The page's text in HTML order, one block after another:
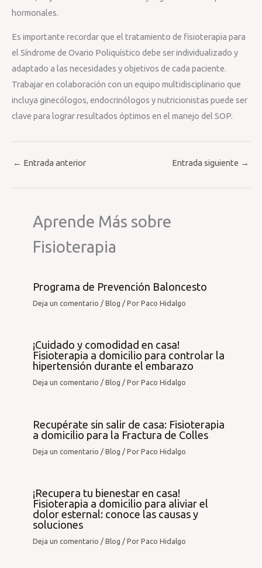
hormonales.
Es importante recordar que el tratamiento de fisioterapia para
el Síndrome de Ovario Poliquístico debe ser individualizado y
adaptado a las necesidades y objetivos de cada paciente.
Trabajar en colaboración con un equipo multidisciplinario que
incluya ginecólogos, endocrinólogos y nutricionistas puede ser
clave para lograr resultados óptimos en el manejo del SOP.
← Entrada anterior Entrada siguiente →
Aprende Más sobre
Fisioterapia
Programa de Prevención Baloncesto
Deja un comentario /Blog / PorPaco Hidalgo
¡Cuidado y comodidad en casa!
Fisioterapia a domicilio para controlar la
hipertensión durante el embarazo
Deja un comentario /Blog / PorPaco Hidalgo
Recupérate sin salir de casa: Fisioterapia
a domicilio para la Fractura de Colles
Deja un comentario /Blog / PorPaco Hidalgo
¡Recupera tu bienestar en casa!
Fisioterapia a domicilio para aliviar el
dolor esternal: conoce las causas y
soluciones
Deja un comentario /Blog / PorPaco Hidalgo